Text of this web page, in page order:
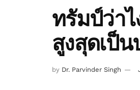
ทรัมป์ว่า
สูงสุดเป็
by Dr. Parvinder Singh